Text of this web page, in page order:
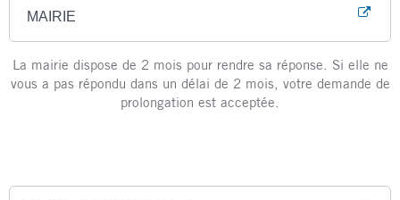
MAIRIE
La mairie dispose de 2 mois pour rendre sa réponse. Si elle ne
vous a pas répondu dans un délai de 2 mois, votre demande de
prolongation est acceptée.